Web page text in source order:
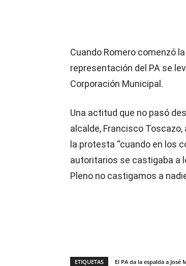
Cuando Romero comenzó
representación del PA se
Corporación Municipal.
Una actitud que no pasó
alcalde, Francisco Toscazo,
la protesta “cuando en los
autoritarios se castigaba a
Pleno no castigamos a
ETIQUETAS El PA da la espalda a José